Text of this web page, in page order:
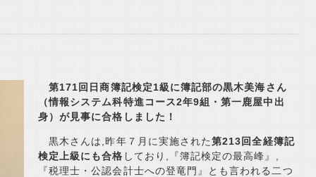
第171回日商簿記検定1級に簿記部の黒木美海さん
（情報システム科特進コース2年9組・第一鹿屋中出
身）が見事に合格しました！
黒木さんは,昨年７月に実施された第213回全経簿記
検定上級にも合格 しており,『簿記検定の最高峰』,
『税理士・公認会計士への登竜門』とも言われる二つ